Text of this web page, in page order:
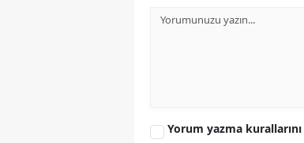
Yorum yazma kurallarını